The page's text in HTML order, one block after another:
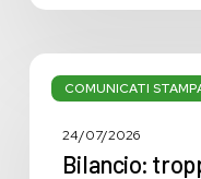
COMUNICATI
Bilancio:
troppi
grandi24/07/2026
Bilancio: